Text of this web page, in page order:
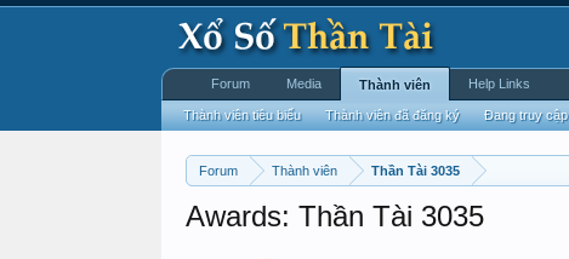
Forum Thành viên Thần Tài 3035
Awards: Thần Tài 3035
Forum Media Thành viên
Thành viên tiêu biểu Thành viên đã đăng ký Đang truy cập
Help Links